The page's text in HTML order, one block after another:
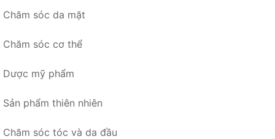
Chăm sóc da mặt
Chăm sóc cơ thể
Dược mỹ phẩm
Sản phẩm thiên nhiên
Chăm sóc tóc và da đầu